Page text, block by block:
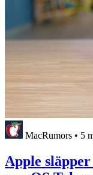
MacRumors • 5
Apple